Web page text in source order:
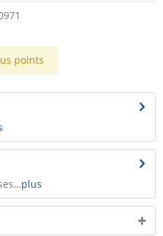
points
plus